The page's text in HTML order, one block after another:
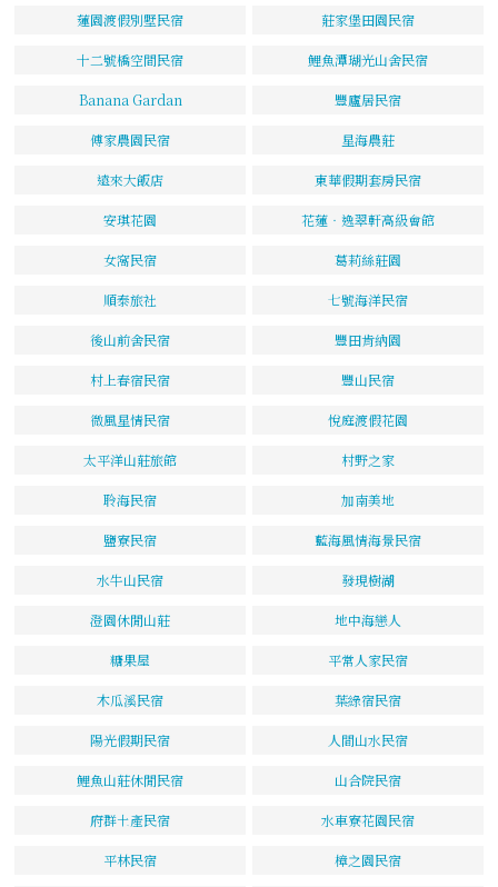
蓮園渡假別墅民宿 莊家堡田園民宿
十二號橋空間民宿 鯉魚潭瑚光山舍民宿
Banana Gardan 豐廬居民宿
傅家農園民宿 星海農莊
遠來大飯店 東華假期套房民宿
安琪花園 花蓮‧逸翠軒高級會館
女窩民宿 葛莉絲莊園
順泰旅社 七號海洋民宿
後山前舍民宿 豐田肯納園
村上春宿民宿 豐山民宿
微風星情民宿 悅庭渡假花園
太平洋山莊旅館 村野之家
聆海民宿 加南美地
鹽寮民宿 藍海風情海景民宿
水牛山民宿 發現樹湖
澄園休閒山莊 地中海戀人
糖果屋 平常人家民宿
木瓜溪民宿 葉綠宿民宿
陽光假期民宿 人間山水民宿
鯉魚山莊休閒民宿 山合院民宿
府群土產民宿 水車寮花園民宿
平林民宿 樟之園民宿